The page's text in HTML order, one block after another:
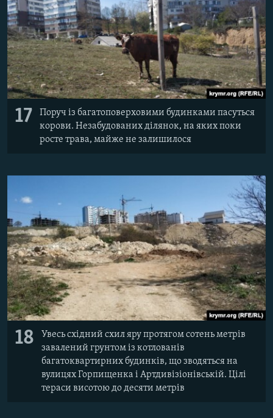
17
Поруч із багатоповерховими будинками пасуться
корови. Незабудованих ділянок, на яких поки
росте трава, майже не залишилося
18
Увесь східний схил яру протягом сотень метрів
завалений грунтом із котлованів
багатоквартирних будинків, що зводяться на
вулицях Горпищенка і Артдивізіонівській. Цілі
тераси висотою до десяти метрів